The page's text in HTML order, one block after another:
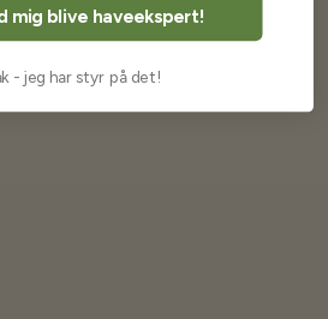
mig blive haveekspert!
- jeg har styr på det!